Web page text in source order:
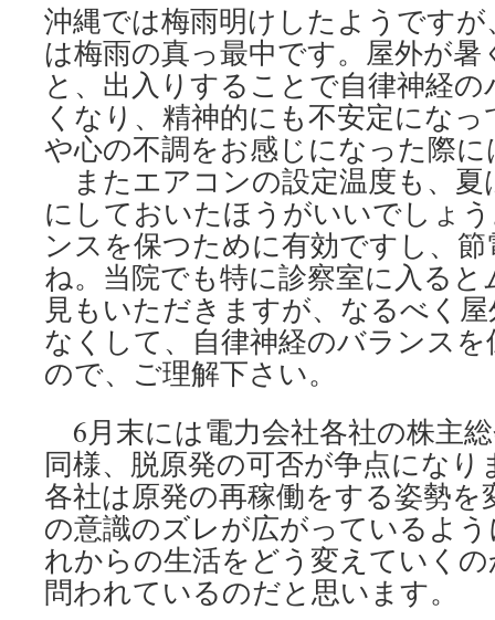
沖縄では梅雨明けしたようです
は梅雨の真っ最中です。屋外が
と、出入りすることで自律神経
くなり、精神的にも不安定にな
や心の不調をお感じになった際
またエアコンの設定温度も、夏
にしておいたほうがいいでしょ
ンスを保つために有効ですし、
ね。当院でも特に診察室に入る
見もいただきますが、なるべく
なくして、自律神経のバランス
ので、ご理解下さい。
6月末には電力会社各社の株主
同様、脱原発の可否が争点にな
各社は原発の再稼働をする姿勢を
の意識のズレが広がっているよ
れからの生活をどう変えていく
問われているのだと思います。